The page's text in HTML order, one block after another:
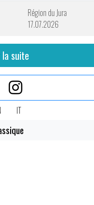
Région du Jura
17.07.2026
suite
IT